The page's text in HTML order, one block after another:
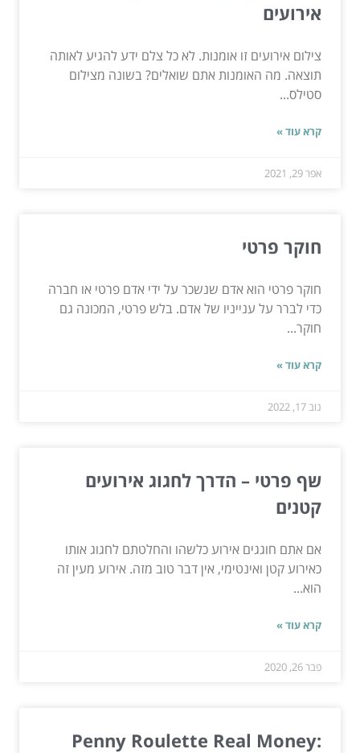
אירועים
צילום אירועים זו אומנות. לא כל צלם ידע להגיע לאותה
תוצאה. מה האומנות אתם שואלים? בשונה מצילום
סטילס...
קרא עוד »
אפר 29, 2021
חוקר פרטי
חוקר פרטי הוא אדם שנשכר על ידי אדם פרטי או חברה
כדי לברר על ענייניו של אדם. בלש פרטי, המכונה גם
חוקר...
קרא עוד »
נוב 17, 2022
שף פרטי – הדרך לחגוג אירועים
קטנים
אם אתם חוגגים אירוע כלשהו והחלטתם לחגוג אותו
כאירוע קטן ואינטימי, אין דבר טוב מזה. אירוע מעין זה
הוא...
קרא עוד »
פבר 26, 2020
Penny Roulette Real Money: